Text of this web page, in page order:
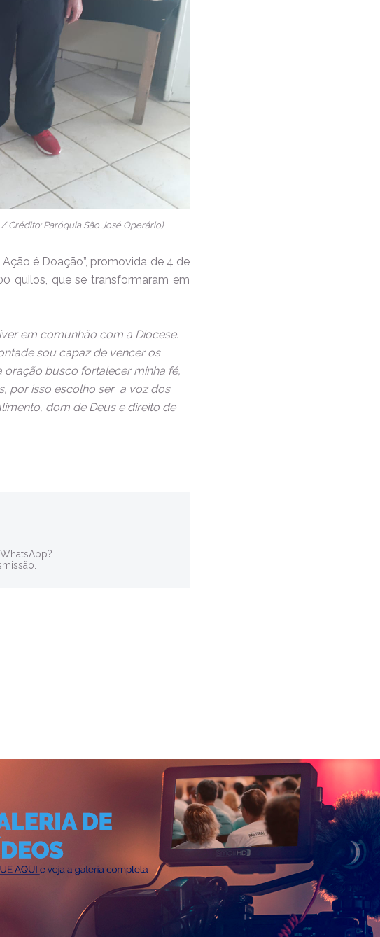
Paróquia São José Operário)
é Doação”, promovida de 4 de
quilos, que se transformaram em
em comunhão com a Diocese.
sou capaz de vencer os
busco fortalecer minha fé,
por isso escolho ser a voz dos
dom de Deus e direito de